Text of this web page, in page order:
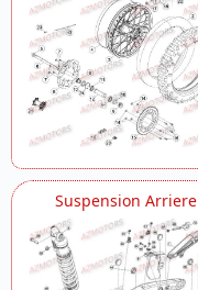
Suspension Arriere